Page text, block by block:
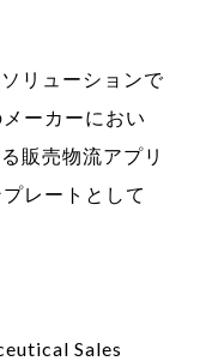
リューションで
ーカーにおい
販売物流アプリ
レートとして
Sales